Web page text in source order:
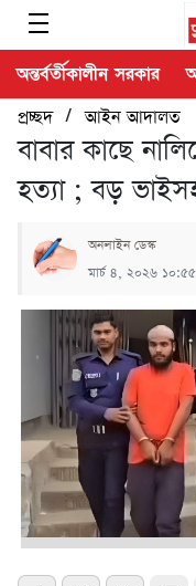
অন্তর্বর্তীকালীন সরকার
প্রচ্ছদ/আইন আদালত
বাবার কাছে
হত্যা ; বড়
অনলাইন ডেস্ক
মার্চ ৪, ২০২৬ ১০:৫৫